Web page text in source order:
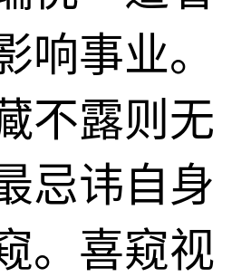
响事业。
不露则无
忌讳自身
。喜窥视